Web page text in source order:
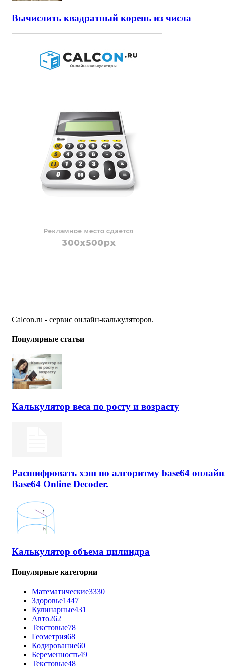
Вычислить квадратный корень из числа
Calcon.ru - сервис онлайн-калькуляторов.
Популярные статьи
Калькулятор веса по росту и возрасту
Расшифровать хэш по алгоритму base64
Base64 Online Decoder.
Калькулятор объема цилиндра
Популярные категории
Математические3330
Здоровье1447
Кулинарные431
Авто262
Текстовые78
Геометрия68
Кодирование60
Беременность49
Текстовые48